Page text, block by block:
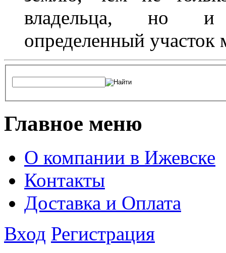
владельца, но и
определенный участок
Главное меню
О компании в Ижевске
Контакты
Доставка и Оплата
Вход Регистрация